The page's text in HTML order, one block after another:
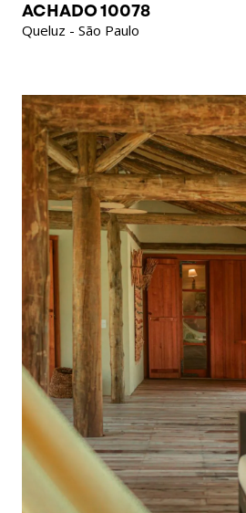
ACHADO 10078
Queluz - São Paulo